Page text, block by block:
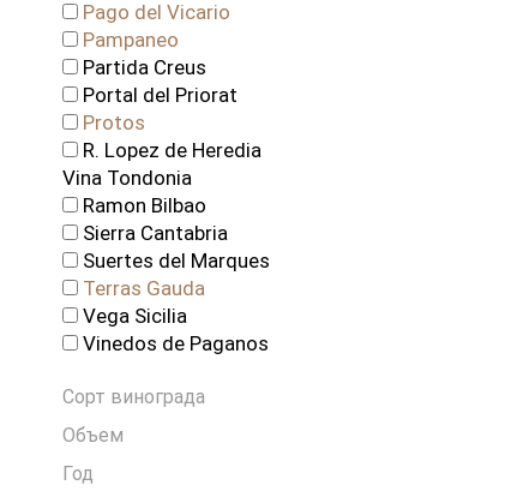
Pago del Vicario
Pampaneo
Partida Creus
Portal del Priorat
Protos
R. Lopez de Heredia
Vina Tondonia
Ramon Bilbao
Sierra Cantabria
Suertes del Marques
Terras Gauda
Vega Sicilia
Vinedos de Paganos
Сорт винограда
Объем
Год